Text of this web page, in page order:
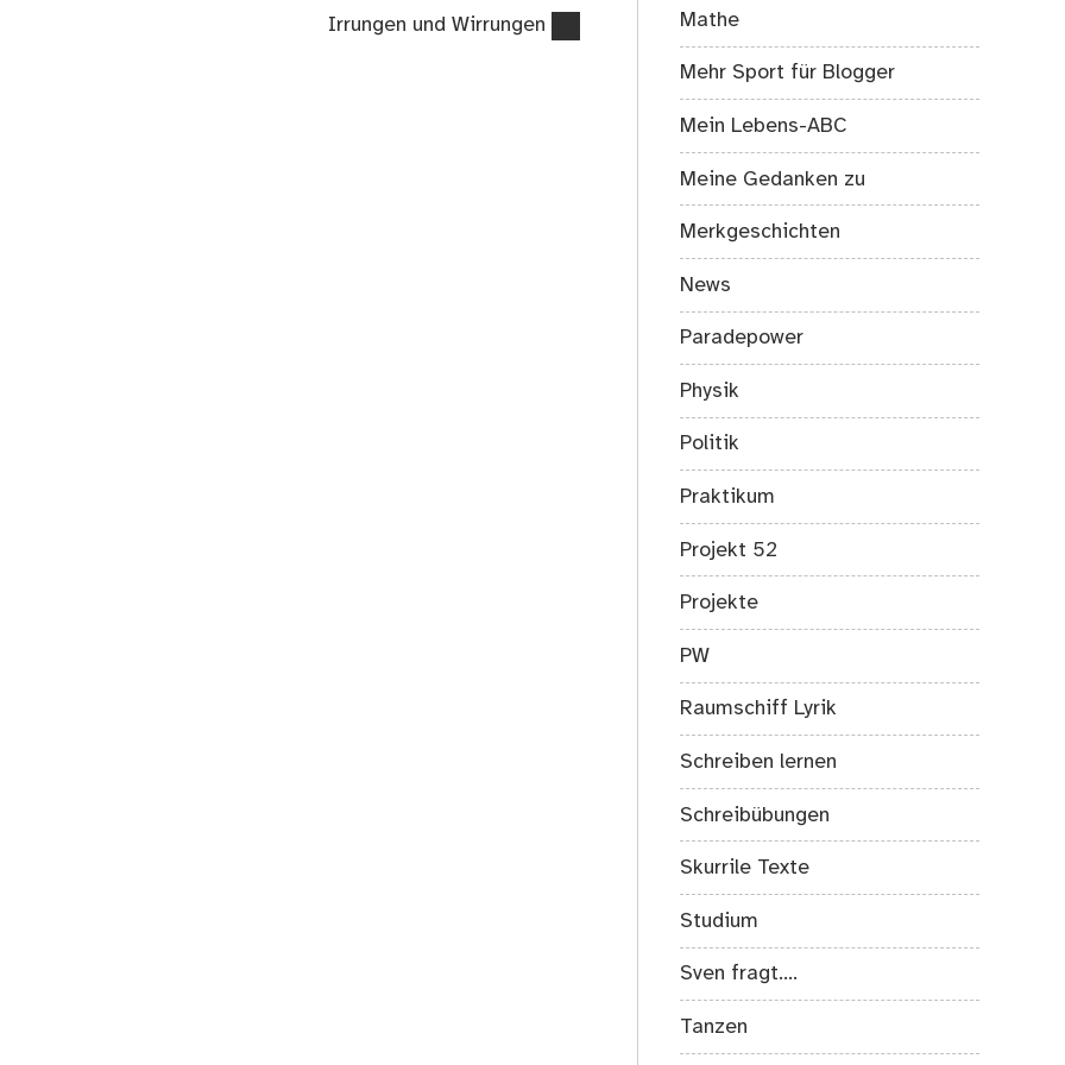
Nächster
Irrungen und Wirrungen Mathe
Mehr Sport für Blogger
Mein Lebens-ABC
Meine Gedanken zu
Merkgeschichten
News
Paradepower
Physik
Politik
Praktikum
Projekt 52
Projekte
PW
Raumschiff Lyrik
Schreiben lernen
Schreibübungen
Skurrile Texte
Studium
Sven fragt….
Tanzen